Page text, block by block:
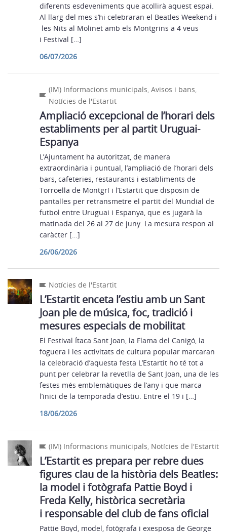
diferents esdeveniments que acollirà aquest espai.
Al llarg del mes s’hi celebraran el Beatles Weekend i
les Nits al Molinet amb els Montgrins a 4 veus
i Festival […]
06/07/2026
(IM) Informacions municipals,Avisos i bans,
Notícies de l'Estartit
Ampliació excepcional de l’horari dels
establiments per al partit Uruguai-
Espanya
L’Ajuntament ha autoritzat, de manera
extraordinària i puntual, l’ampliació de l’horari dels
bars, cafeteries, restaurants i establiments de
Torroella de Montgrí i l’Estartit que disposin de
pantalles per retransmetre el partit del Mundial de
futbol entre Uruguai i Espanya, que es jugarà la
matinada del 26 al 27 de juny. La mesura respon al
caràcter […]
26/06/2026
Notícies de l'Estartit
L’Estartit enceta l’estiu amb un Sant
Joan ple de música, foc, tradició i
mesures especials de mobilitat
El Festival Ítaca Sant Joan, la Flama del Canigó, la
foguera i les activitats de cultura popular marcaran
la celebració d’aquesta festa L’Estartit ho té tot a
punt per celebrar la revetlla de Sant Joan, una de les
festes més emblemàtiques de l’any i que marca
l’inici de la temporada d’estiu. Entre el 19 i […]
18/06/2026
(IM) Informacions municipals, Notícies de l'Estartit
L’Estartit es prepara per rebre dues
figures clau de la història dels Beatles:
la model i fotògrafa Pattie Boyd i
Freda Kelly, històrica secretària
i responsable del club de fans oficial
Pattie Boyd, model, fotògrafa i exesposa de George